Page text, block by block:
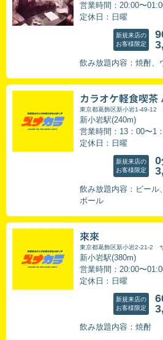
営業時間：20:00〜
定休日：日曜
新規来店の
お客様限定
飲み放題内容：焼酎、
カラオケ軽食喫茶
東京都葛飾区新小岩1-49-12
新小岩駅(240m)
営業時間：13：00〜1
定休日：日曜
新規来店の
お客様限定
飲み放題内容：ビール
ボール
來來
東京都葛飾区新小岩2-21-2
新小岩駅(380m)
営業時間：20:00〜
定休日：日曜
新規来店の
お客様限定
飲み放題内容：焼酎